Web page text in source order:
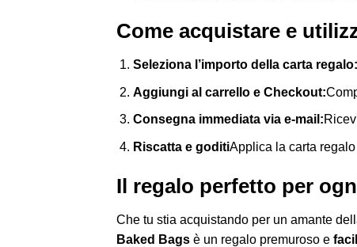
Come acquistare e
Seleziona l’importo della carta regalo:
Aggiungi al carrello e Checkout:
Consegna immediata via e-mail:
Riscatta e goditiApplica la carta
Il regalo perfetto per
Che tu stia acquistando per un amante
Baked Bags è un regalo premuroso e